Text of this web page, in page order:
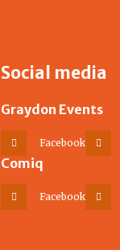
Social media
Graydon Events
Facebook
Comiq
Facebook